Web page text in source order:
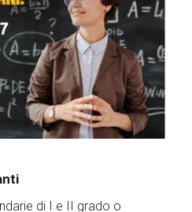
di I e II grado o